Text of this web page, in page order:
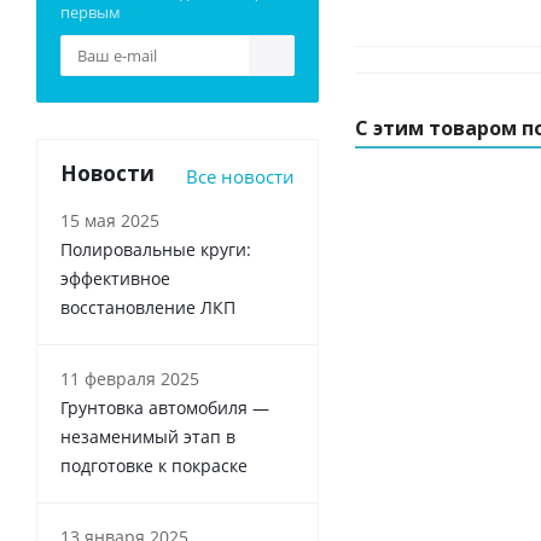
С этим товаром
первым
Новости Все новости
15 мая 2025
Полировальные круги:
эффективное
восстановление ЛКП
11 февраля 2025
Грунтовка автомобиля —
незаменимый этап в
подготовке к покраске